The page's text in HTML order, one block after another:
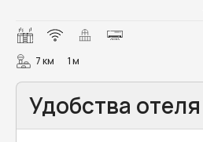
7 км 1 м
Удобства отеля